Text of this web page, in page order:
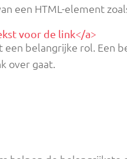
een HTML-element
voor de link</a>
belangrijke rol. Een
over gaat.